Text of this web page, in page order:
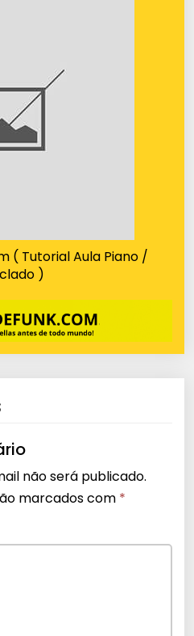
( Tutorial Aula Piano /
)
não será publicado.
marcados com *